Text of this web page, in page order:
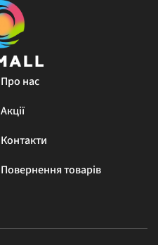
Про нас
Акції
Контакти
Повернення товарів